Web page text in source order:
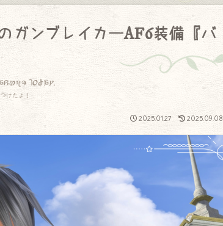
ガンブレイカーAF6装備『バ
today.
けたよ！
2025.01.27 2025.09.08